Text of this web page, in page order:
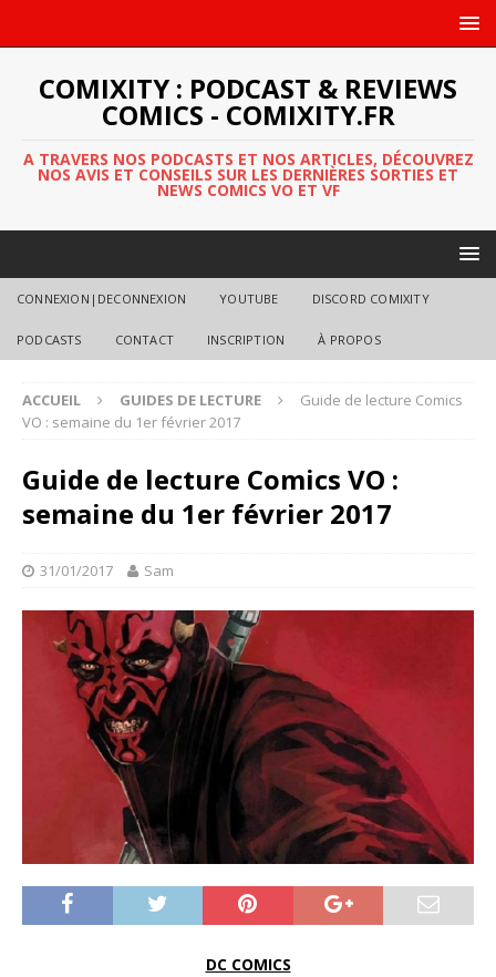
COMIXITY : PODCAST & REVIEWS
COMICS - COMIXITY.FR
A TRAVERS NOS PODCASTS ET NOS ARTICLES, DÉCOUVREZ
NOS AVIS ET CONSEILS SUR LES DERNIÈRES SORTIES ET
NEWS COMICS VO ET VF
CONNEXION|DECONNEXION YOUTUBE DISCORD COMIXITY
PODCASTS CONTACT INSCRIPTION À PROPOS
ACCUEIL GUIDES DE LECTURE
Guide de lecture Comics
VO : semaine du 1er février 2017
Guide de lecture Comics VO :
semaine du 1er février 2017
31/01/2017 Sam
DC COMICS